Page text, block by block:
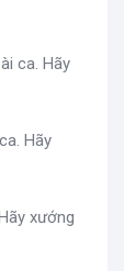
ca. Hãy
Hãy
xướng